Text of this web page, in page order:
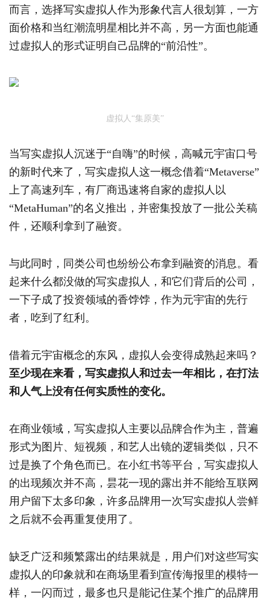
而言，选择写实虚拟人作为形象代言人很划算，一方
面价格和当红潮流明星相比并不高，另一方面也能通
过虚拟人的形式证明自己品牌的“前沿性”。
虚拟人“集原美”
当写实虚拟人沉迷于“自嗨”的时候，高喊元宇宙口号
的新时代来了，写实虚拟人这一概念借着“Metaverse”
上了高速列车，有厂商迅速将自家的虚拟人以
“MetaHuman”的名义推出，并密集投放了一批公关稿
件，还顺利拿到了融资。
与此同时，同类公司也纷纷公布拿到融资的消息。看
起来什么都没做的写实虚拟人，和它们背后的公司，
一下子成了投资领域的香饽饽，作为元宇宙的先行
者，吃到了红利。
借着元宇宙概念的东风，虚拟人会变得成熟起来吗？
至少现在来看，写实虚拟人和过去一年相比，在打法
和人气上没有任何实质性的变化。
在商业领域，写实虚拟人主要以品牌合作为主，普遍
形式为图片、短视频，和艺人出镜的逻辑类似，只不
过是换了个角色而已。在小红书等平台，写实虚拟人
的出现频次并不高，昙花一现的露出并不能给互联网
用户留下太多印象，许多品牌用一次写实虚拟人尝鲜
之后就不会再重复使用了。
缺乏广泛和频繁露出的结果就是，用户们对这些写实
虚拟人的印象就和在商场里看到宣传海报里的模特一
样，一闪而过，最多也只是能记住某个推广的品牌用